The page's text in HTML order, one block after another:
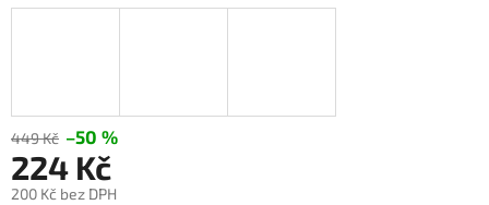
449 Kč –50 %
224 Kč
200 Kč bez DPH